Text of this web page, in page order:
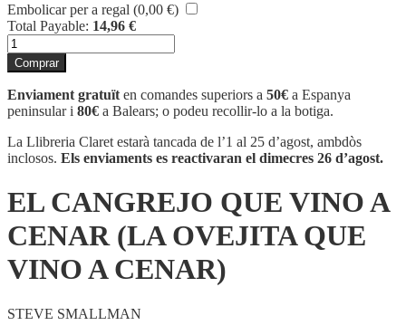
Embolicar per a regal (0,00 €)
Total Payable: 14,96 €
quantitat
de
EL
CANGREJO
QUE
VINO
A
CENAR
QUE
A
Comprar
Enviament gratuït en comandes superiors a 50€ a Espanya
peninsular i 80€ a Balears; o podeu recollir-lo a la botiga.
La Llibreria Claret estarà tancada de l’1 al 25 d’agost, ambdòs
inclosos. Els enviaments es reactivaran el dimecres 26 d’agost.
EL CANGREJO QUE VINO A
CENAR (LA OVEJITA QUE
VINO A CENAR)
STEVE SMALLMAN